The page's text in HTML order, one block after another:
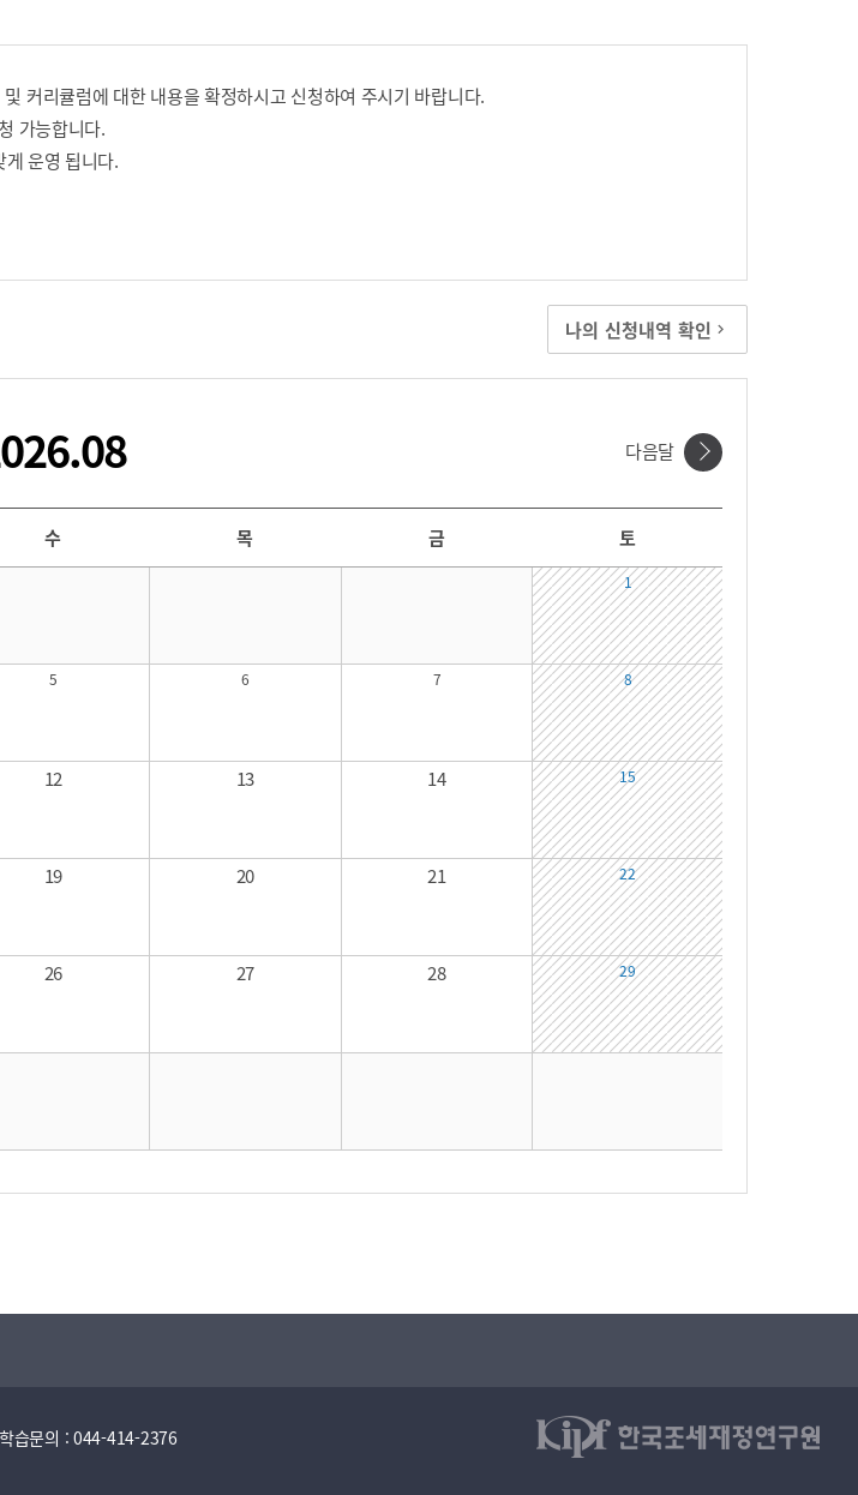
커리큘럼에 대한 내용을 확정하시고 신청하여 주시기 바랍니다.
가능합니다.
운영 됩니다.
나의 신청내역 확인
다음달
수 목 금 토
1
5 6 7 8
12 13 14 15
19 20 21 22
26 27 28 29
습문의 : 044-414-2376